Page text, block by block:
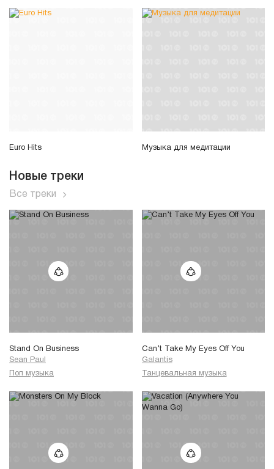
Euro Hits Музыка для медитации
Новые треки
Все треки
Stand On Business
Sean Paul
Поп музыка
Can’t Take My Eyes Off You
Galantis
Танцевальная музыка